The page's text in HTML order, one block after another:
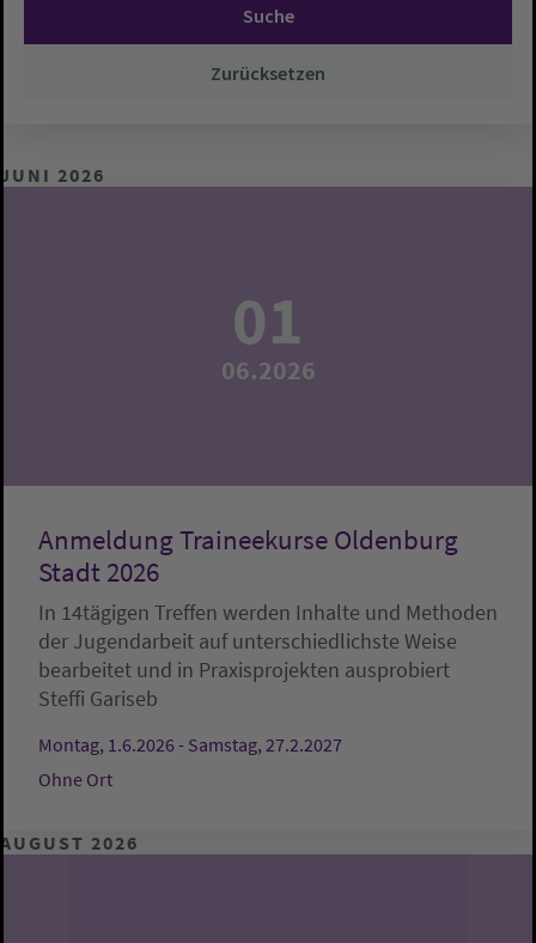
Suche
Zurücksetzen
JUNI 2026
01
06.2026
Anmeldung Traineekurse Oldenburg
Stadt 2026
In 14tägigen Treffen werden Inhalte und Methoden
der Jugendarbeit auf unterschiedlichste Weise
bearbeitet und in Praxisprojekten ausprobiert
Steffi Gariseb
Montag, 1.6.2026 - Samstag, 27.2.2027
Ohne Ort
AUGUST 2026